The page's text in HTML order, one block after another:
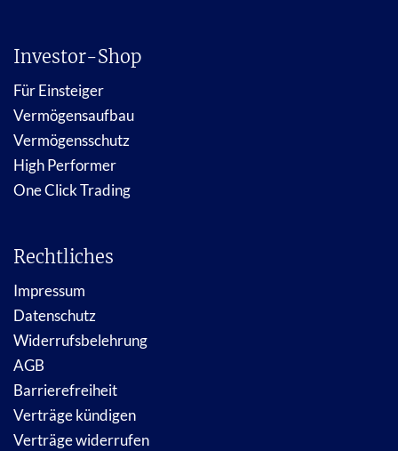
Investor-Shop
Für Einsteiger
Vermögensaufbau
Vermögensschutz
High Performer
One Click Trading
Rechtliches
Impressum
Datenschutz
Widerrufsbelehrung
AGB
Barrierefreiheit
Verträge kündigen
Verträge widerrufen